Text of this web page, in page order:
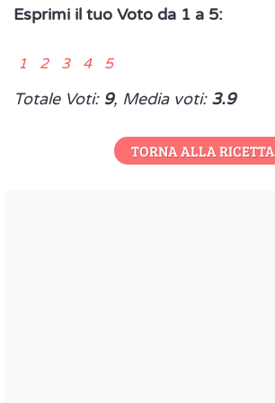
Esprimi il tuo Voto da 1 a 5:
1 2 3 4 5
Totale Voti: 9, Media voti: 3.9
TORNA ALLA RICETTA